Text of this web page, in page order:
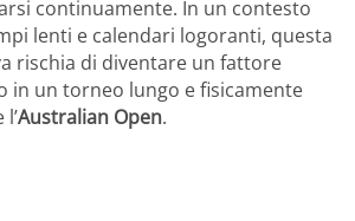
continuamente. In un contesto
lenti e calendari logoranti, questa
rischia di diventare un fattore
in un torneo lungo e fisicamente
Australian Open.